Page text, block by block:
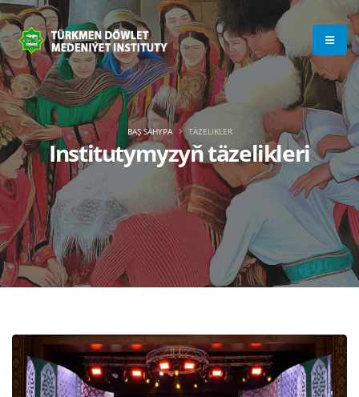
Institutymyzyň täzelikleri
BAŞ SAHYPA TÄZELIKLER